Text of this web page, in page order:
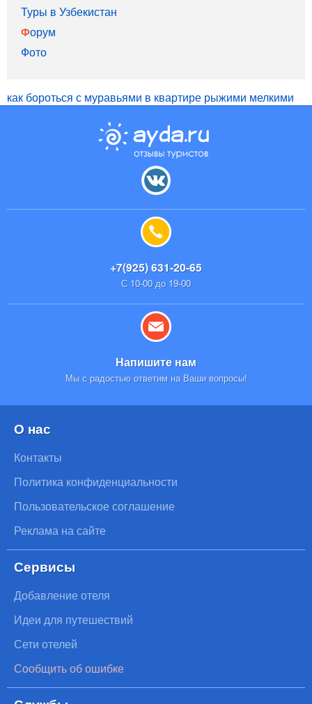
Туры в Узбекистан
Форум
Фото
как бороться с муравьями в квартире рыжими мелкими
+7(925) 631-20-65
С 10-00 до 19-00
Напишите нам
Мы с радостью ответим на Ваши вопросы!
О нас
Контакты
Политика конфиденциальности
Пользовательское соглашение
Реклама на сайте
Сервисы
Добавление отеля
Идеи для путешествий
Сети отелей
Сообщить об ошибке